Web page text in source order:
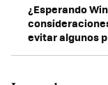
¿Esperando
evitar algunos